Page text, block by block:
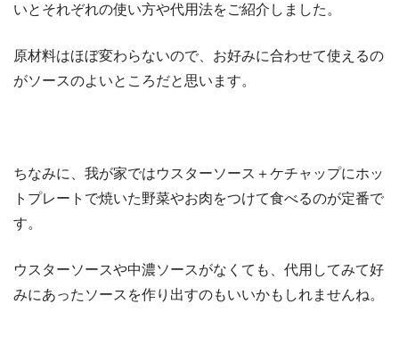
いとそれぞれの使い方や代用法をご紹介しました。
原材料はほぼ変わらないので、お好みに合わせて使えるの
がソースのよいところだと思います。
ちなみに、我が家ではウスターソース＋ケチャップにホッ
トプレートで焼いた野菜やお肉をつけて食べるのが定番で
す。
ウスターソースや中濃ソースがなくても、代用してみて好
みにあったソースを作り出すのもいいかもしれませんね。